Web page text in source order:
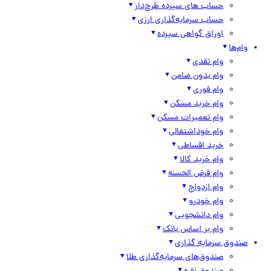
حساب های سپرده طرح‌دار
حساب سرمایه‌گذاری ارزی
اوراق گواهی سپرده
وام‌ها
وام نقدی
وام بدون ضامن
وام فوری
وام خرید مسکن
وام تعمیرات مسکن
وام خوداشتغالی
خرید اقساطی
وام خرید کالا
وام قرض الحسنه
وام ازدواج
وام خودرو
وام دانشجویی
وام بر اساس بانک
صندوق سرمایه گذاری
صندوق‌های سرمایه‌گذاری طلا